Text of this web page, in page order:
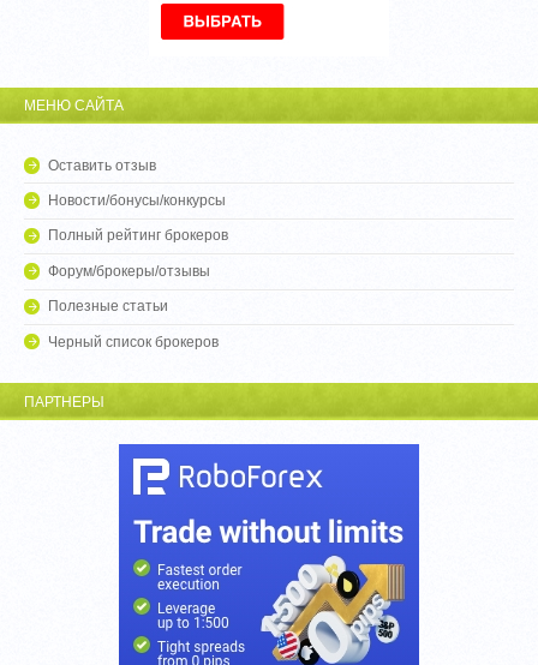
МЕНЮ САЙТА
Оставить отзыв
Новости/бонусы/конкурсы
Полный рейтинг брокеров
Форум/брокеры/отзывы
Полезные статьи
Черный список брокеров
ПАРТНЕРЫ